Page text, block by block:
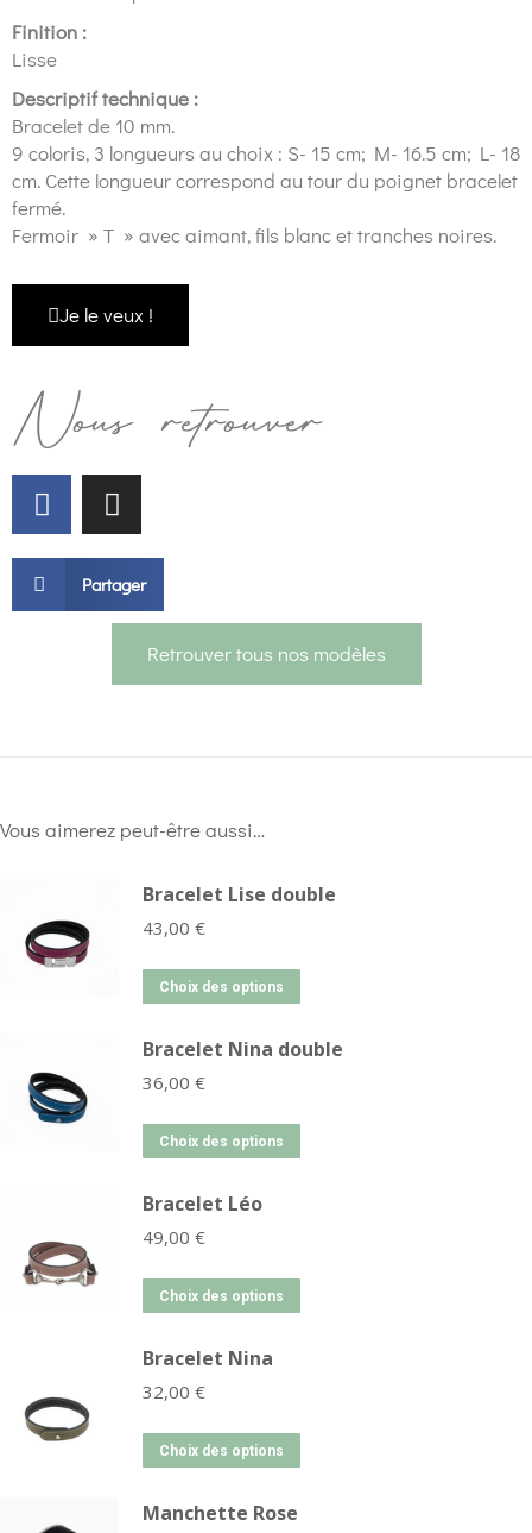
Finition :
Lisse
Descriptif technique :
Bracelet de 10 mm.
9 coloris, 3 longueurs au choix : S- 15 cm; M- 16.5 cm; L- 18
cm. Cette longueur correspond au tour du poignet bracelet
fermé.
Fermoir » T » avec aimant, fils blanc et tranches noires.
Je le veux !
Nous retrouver
Partager
Retrouver tous nos modèles
Vous aimerez peut-être aussi…
Bracelet Lise double
43,00 €
Choix des options
Bracelet Nina double
36,00 €
Choix des options
Bracelet Léo
49,00 €
Choix des options
Bracelet Nina
32,00 €
Choix des options
Manchette Rose